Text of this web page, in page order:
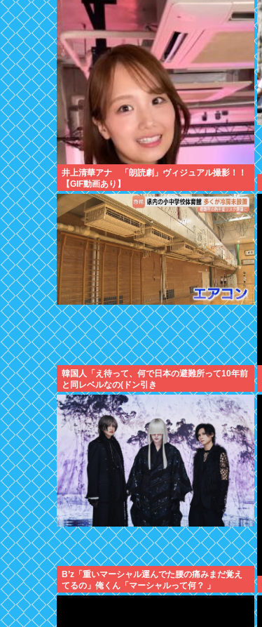
井上清華アナ 「朗読劇」ヴィジュアル撮影！！
【GIF動画あり】
韓国人「え待って、何で日本の避難所って10年前
と同レベルなの(ドン引き
B’z「重いマーシャル運んでた腰の痛みまだ覚え
てるの」俺くん「マーシャルって何？ 」